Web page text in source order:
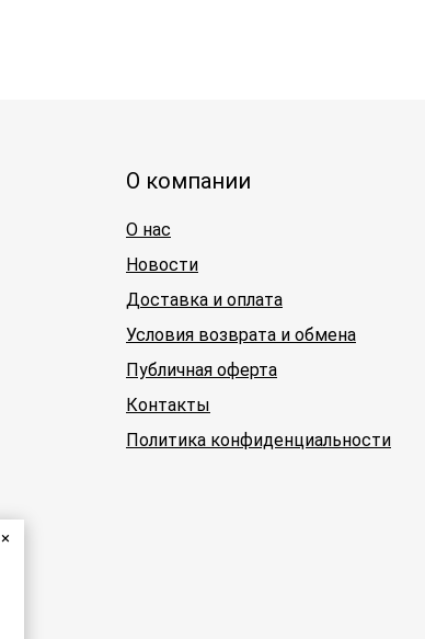
×
О компании
О нас
Новости
Доставка и оплата
Условия возврата и обмена
Публичная оферта
Контакты
Политика конфиденциальности